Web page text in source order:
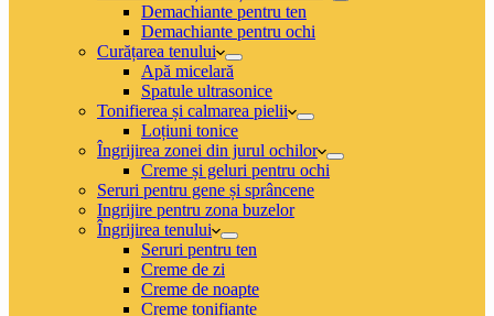
Demachiante pentru ten
Demachiante pentru ochi
Curățarea tenului
Apă micelară
Spatule ultrasonice
Tonifierea și calmarea pielii
Loțiuni tonice
Îngrijirea zonei din jurul ochilor
Creme și geluri pentru ochi
Seruri pentru gene și sprâncene
Ingrijire pentru zona buzelor
Îngrijirea tenului
Seruri pentru ten
Creme de zi
Creme de noapte
Creme tonifiante